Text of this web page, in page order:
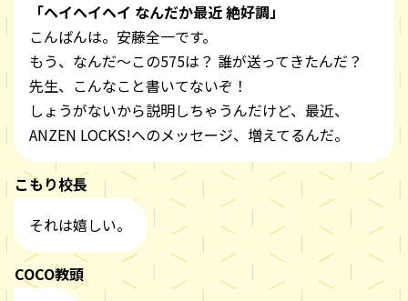
「ヘイヘイヘイ なんだか最近 絶好調」
こんばんは。安藤全一です。
もう、なんだ～この575は？ 誰が送ってきたんだ？
先生、こんなこと書いてないぞ！
しょうがないから説明しちゃうんだけど、最近、
ANZEN LOCKS!へのメッセージ、増えてるんだ。
こもり校長
それは嬉しい。
COCO教頭